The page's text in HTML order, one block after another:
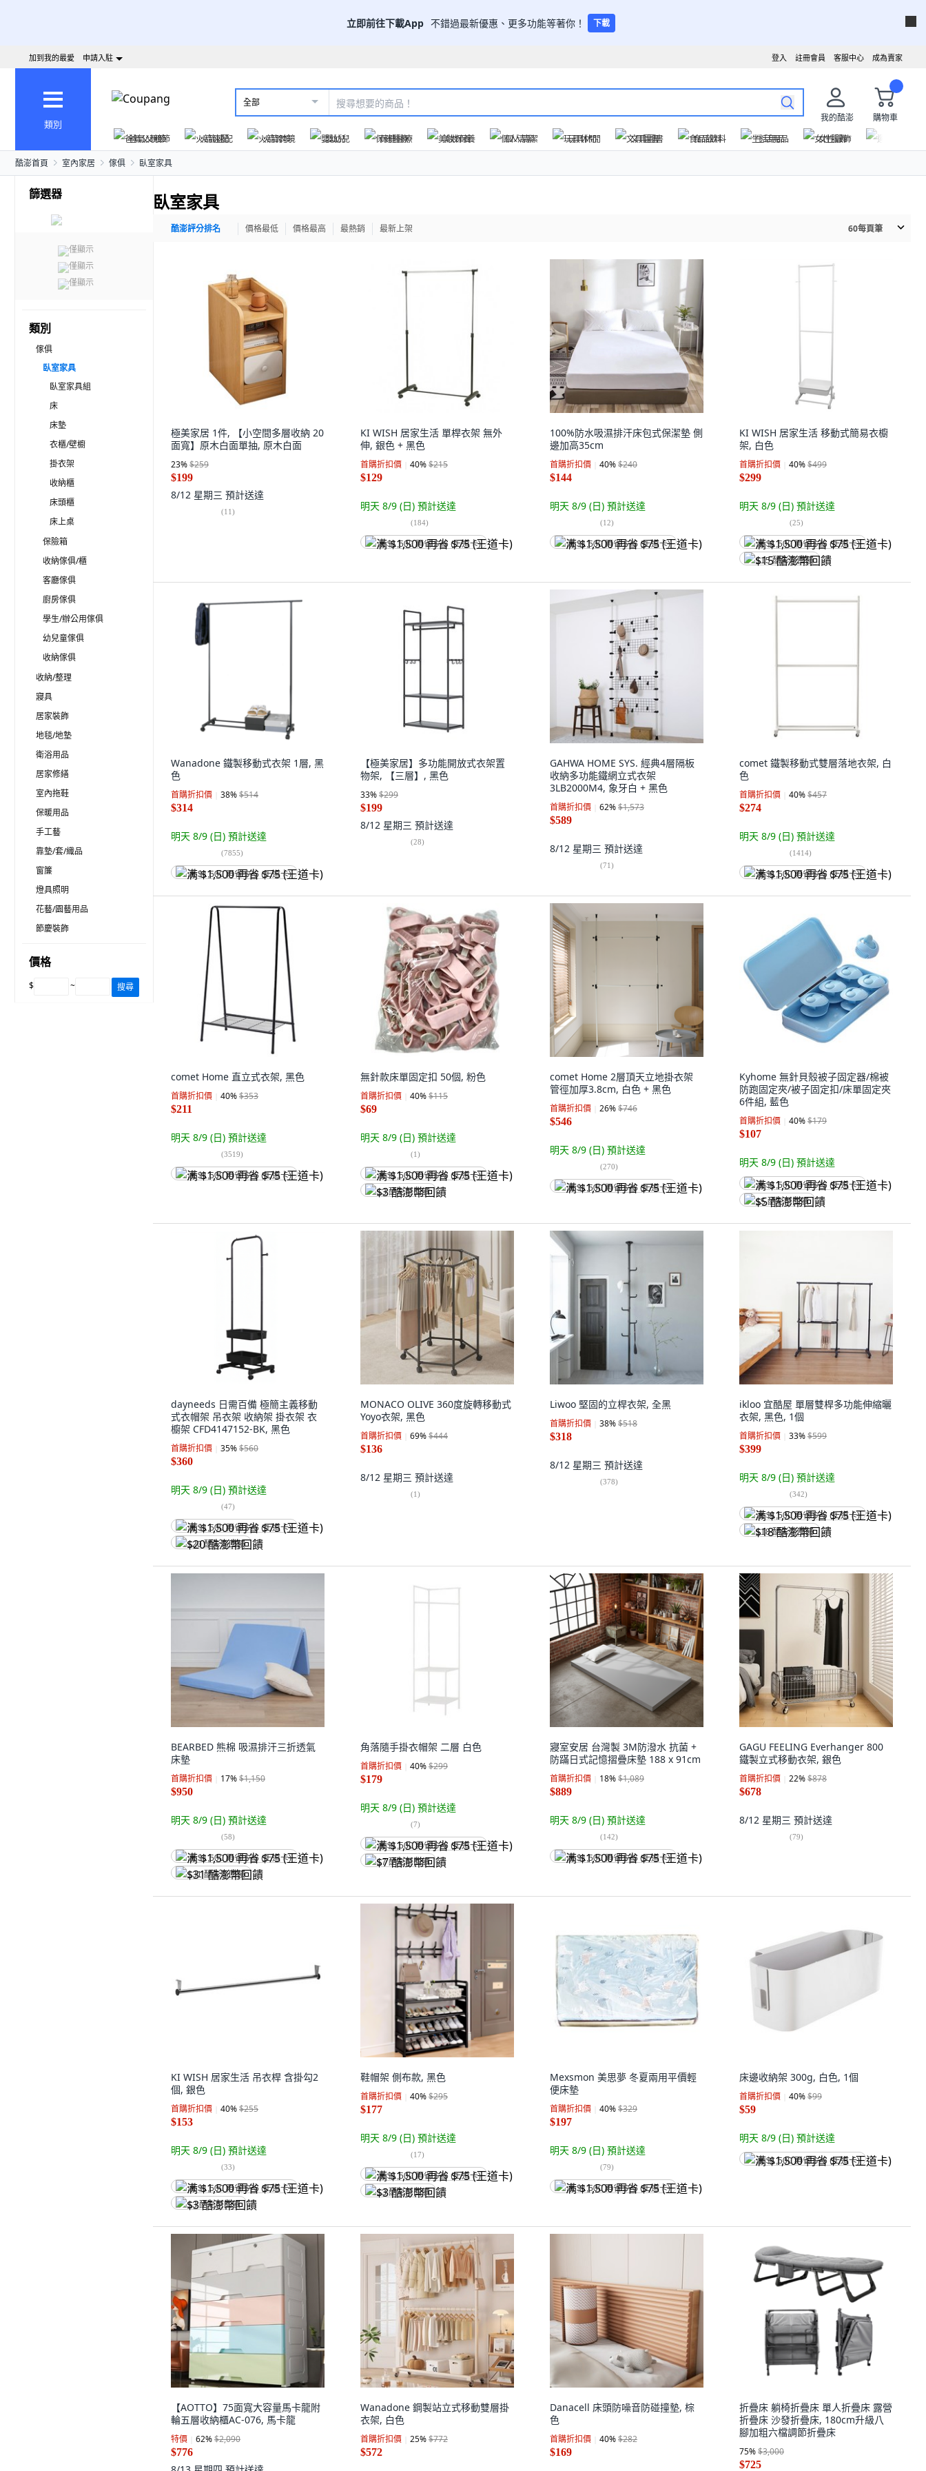
立即前往下載App 不錯過最新優惠、更多功能等著你！ 下載
成為賣家
客服中心
註冊會員
登入
加到我的最愛 申請入駐
類別
全部
我的酷澎
購物車
爸氣父親節
火箭速配 火箭跨境 嬰幼兒 保健醫療 美妝保養 個人清潔 玩具休閒 文具圖書 食品飲料 生活用品 女性服飾
酷澎首頁 室內家居 傢俱 臥室家具
篩選器
僅顯示
僅顯示
僅顯示
類別
傢俱
臥室家具
臥室家具組
床
床墊
衣櫃/壁櫥
掛衣架
收納櫃
床頭櫃
床上桌
保險箱
收納傢俱/櫃
客廳傢俱
廚房傢俱
學生/辦公用傢俱
幼兒童傢俱
收納傢俱
收納/整理
寢具
居家裝飾
地毯/地墊
衛浴用品
居家修繕
室內拖鞋
保暖用品
手工藝
靠墊/套/織品
窗簾
燈具照明
花藝/園藝用品
節慶裝飾
價格
$ ~ 搜尋
臥室家具
酷澎評分排名 價格最低 價格最高 最熱銷 最新上架 60每頁筆
極美家居 1件, 【小空間多層收納 20
面寬】原木白面單抽, 原木白面
23%$259
$199
8/12 星期三 預計送達
(11)
KI WISH 居家生活 單桿衣架 無外
伸, 銀色 + 黑色
首購折扣價 40%$215
$129
明天 8/9 (日) 預計送達
(184)
满 $1,500 再省 $75 (王道卡)
100%防水吸濕排汗床包式保潔墊 側
邊加高35cm
首購折扣價 40%$240
$144
明天 8/9 (日) 預計送達
(12)
满 $1,500 再省 $75 (王道卡)
KI WISH 居家生活 移動式簡易衣櫥
架, 白色
首購折扣價 40%$499
$299
明天 8/9 (日) 預計送達
(25)
满 $1,500 再省 $75 (王道卡)
$15 酷澎幣回饋
Wanadone 鐵製移動式衣架 1層, 黑
色
首購折扣價 38%$514
$314
明天 8/9 (日) 預計送達
(7855)
满 $1,500 再省 $75 (王道卡)
【極美家居】多功能開放式衣架置
物架, 【三層】, 黑色
33%$299
$199
8/12 星期三 預計送達
(28)
GAHWA HOME SYS. 經典4層隔板
收納多功能鐵網立式衣架
3LB2000M4, 象牙白 + 黑色
首購折扣價 62%$1,573
$589
8/12 星期三 預計送達
(71)
comet 鐵製移動式雙層落地衣架, 白
色
首購折扣價 40%$457
$274
明天 8/9 (日) 預計送達
(1414)
满 $1,500 再省 $75 (王道卡)
comet Home 直立式衣架, 黑色
首購折扣價 40%$353
$211
明天 8/9 (日) 預計送達
(3519)
满 $1,500 再省 $75 (王道卡)
無針款床單固定扣 50個, 粉色
首購折扣價 40%$115
$69
明天 8/9 (日) 預計送達
(1)
满 $1,500 再省 $75 (王道卡)
$3 酷澎幣回饋
comet Home 2層頂天立地掛衣架
管徑加厚3.8cm, 白色 + 黑色
首購折扣價 26%$746
$546
明天 8/9 (日) 預計送達
(270)
满 $1,500 再省 $75 (王道卡)
Kyhome 無針貝殼被子固定器/棉被
防跑固定夾/被子固定扣/床單固定夾
6件組, 藍色
首購折扣價 40%$179
$107
明天 8/9 (日) 預計送達
满 $1,500 再省 $75 (王道卡)
$5 酷澎幣回饋
dayneeds 日需百備 極簡主義移動
式衣帽架 吊衣架 收納架 掛衣架 衣
櫥架 CFD4147152-BK, 黑色
首購折扣價 35%$560
$360
明天 8/9 (日) 預計送達
(47)
满 $1,500 再省 $75 (王道卡)
$20 酷澎幣回饋
MONACO OLIVE 360度旋轉移動式
Yoyo衣架, 黑色
首購折扣價 69%$444
$136
8/12 星期三 預計送達
(1)
Liwoo 堅固的立桿衣架, 全黑
首購折扣價 38%$518
$318
8/12 星期三 預計送達
(378)
ikloo 宜酷屋 單層雙桿多功能伸縮曬
衣架, 黑色, 1個
首購折扣價 33%$599
$399
明天 8/9 (日) 預計送達
(342)
满 $1,500 再省 $75 (王道卡)
$18 酷澎幣回饋
BEARBED 熊棉 吸濕排汗三折透氣
床墊
首購折扣價 17%$1,150
$950
明天 8/9 (日) 預計送達
(58)
满 $1,500 再省 $75 (王道卡)
$31 酷澎幣回饋
角落隨手掛衣帽架 二層 白色
首購折扣價 40%$299
$179
明天 8/9 (日) 預計送達
(7)
满 $1,500 再省 $75 (王道卡)
$7 酷澎幣回饋
寢室安居 台灣製 3M防潑水 抗菌 +
防蹣日式記憶摺疊床墊 188 x 91cm
首購折扣價 18%$1,089
$889
明天 8/9 (日) 預計送達
(142)
满 $1,500 再省 $75 (王道卡)
GAGU FEELING Everhanger 800
鐵製立式移動衣架, 銀色
首購折扣價 22%$878
$678
8/12 星期三 預計送達
(79)
KI WISH 居家生活 吊衣桿 含掛勾2
個, 銀色
首購折扣價 40%$255
$153
明天 8/9 (日) 預計送達
(33)
满 $1,500 再省 $75 (王道卡)
$3 酷澎幣回饋
鞋帽架 側布款, 黑色
首購折扣價 40%$295
$177
明天 8/9 (日) 預計送達
(17)
满 $1,500 再省 $75 (王道卡)
$3 酷澎幣回饋
Mexsmon 美思夢 冬夏兩用平價輕
便床墊
首購折扣價 40%$329
$197
明天 8/9 (日) 預計送達
(79)
满 $1,500 再省 $75 (王道卡)
床邊收納架 300g, 白色, 1個
首購折扣價 40%$99
$59
明天 8/9 (日) 預計送達
满 $1,500 再省 $75 (王道卡)
【AOTTO】75面寬大容量馬卡龍附
輪五層收納櫃AC-076, 馬卡龍
特價 62%$2,090
$776
Wanadone 鋼製站立式移動雙層掛
衣架, 白色
首購折扣價 25%$772
$572
Danacell 床頭防噪音防碰撞墊, 棕
色
首購折扣價 40%$282
$169
折疊床 躺椅折疊床 單人折疊床 露營
折疊床 沙發折疊床, 180cm升級八
腳加粗六檔調節折疊床
75%$3,000
$725